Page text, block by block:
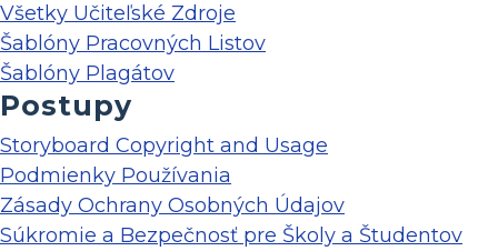
Všetky Učiteľské Zdroje
Šablóny Pracovných Listov
Šablóny Plagátov
Postupy
Storyboard Copyright and Usage
Podmienky Používania
Zásady Ochrany Osobných Údajov
Súkromie a Bezpečnosť pre Školy a Študentov